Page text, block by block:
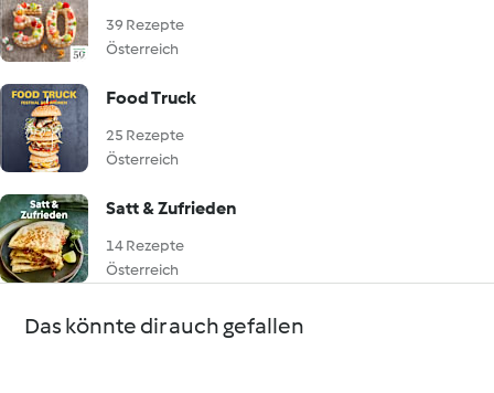
39 Rezepte
Österreich
Food Truck
25 Rezepte
Österreich
Satt & Zufrieden
14 Rezepte
Österreich
Das könnte dir auch gefallen